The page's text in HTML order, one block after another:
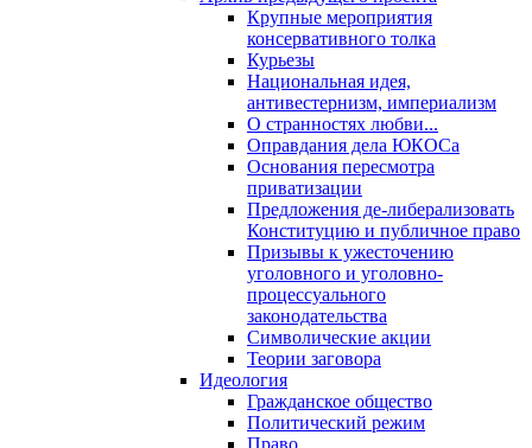
Крупные мероприятия
консервативного толка
Курьезы
Национальная идея,
антивестернизм, империализм
О странностях любви...
Оправдания дела ЮКОСа
Основания пересмотра
приватизации
Предложения де-либерализовать
Конституцию и публичное право
Призывы к ужесточению
уголовного и уголовно-
процессуального
законодательства
Символические акции
Теории заговора
Идеология
Гражданское общество
Политический режим
Право